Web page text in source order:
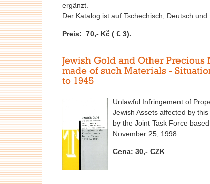
ergänzt.
Der Katalog ist auf Tschechisch, Deutsch und
Preis: 70,- Kč ( € 3).
Jewish Gold and Other Precious
made of such Materials -
to 1945
Unlawful Infringement of
Jewish Assets affected by
by the Joint Task Force
November 25, 1998.
Cena: 30,- CZK